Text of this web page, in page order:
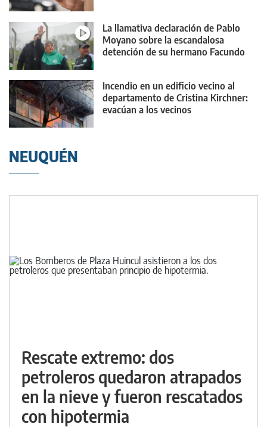
La llamativa declaración de Pablo
Moyano sobre la escandalosa
detención de su hermano Facundo
Incendio en un edificio vecino al
departamento de Cristina Kirchner:
evacúan a los vecinos
NEUQUÉN
Rescate extremo: dos
petroleros quedaron atrapados
en la nieve y fueron rescatados
con hipotermia